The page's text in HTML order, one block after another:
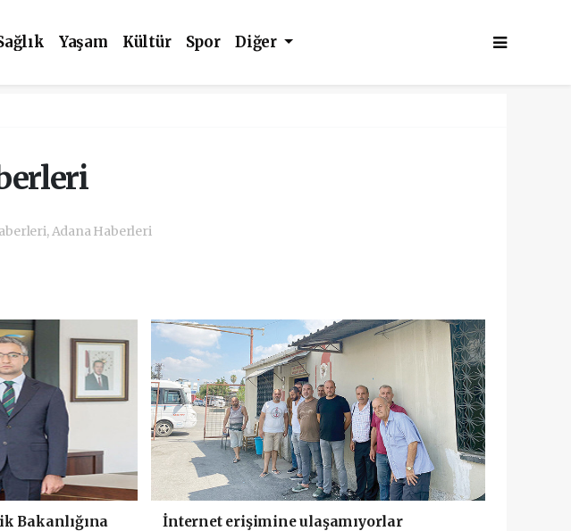
Yaşam Kültür Spor Diğer
Adana Haberleri
Bakanlığına
İnternet erişimine ulaşamıyorlar